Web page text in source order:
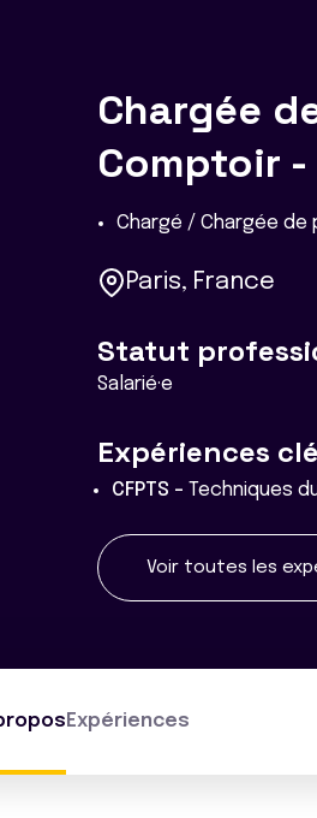
Chargée
Comptoir
Chargé / Chargée de
Paris, France
Statut
Salarié·e
Expériences
CFPTS - Techniques
Voir toutes les
Expériences